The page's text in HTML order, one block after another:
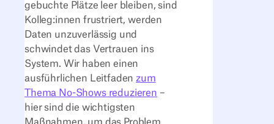
gebuchte Plätze leer bleiben, sind
Kolleg:innen frustriert, werden
Daten unzuverlässig und
schwindet das Vertrauen ins
System. Wir haben einen
ausführlichen Leitfaden zum
Thema No-Shows reduzieren –
hier sind die wichtigsten